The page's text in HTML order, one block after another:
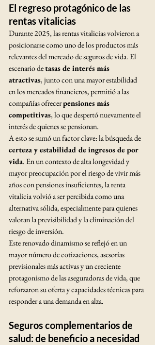
El regreso protagónico de las
rentas vitalicias
Durante 2025, las rentas vitalicias volvieron a
posicionarse como uno de los productos más
relevantes del mercado de seguros de vida. El
escenario de tasas de interés más
atractivas, junto con una mayor estabilidad
en los mercados financieros, permitió a las
compañías ofrecer pensiones más
competitivas, lo que despertó nuevamente el
interés de quienes se pensionan.
A esto se sumó un factor clave: la búsqueda de
certeza y estabilidad de ingresos de por
vida. En un contexto de alta longevidad y
mayor preocupación por el riesgo de vivir más
años con pensiones insuficientes, la renta
vitalicia volvió a ser percibida como una
alternativa sólida, especialmente para quienes
valoran la previsibilidad y la eliminación del
riesgo de inversión.
Este renovado dinamismo se reflejó en un
mayor número de cotizaciones, asesorías
previsionales más activas y un creciente
protagonismo de las aseguradoras de vida, que
reforzaron su oferta y capacidades técnicas para
responder a una demanda en alza.
Seguros complementarios de
salud: de beneficio a necesidad